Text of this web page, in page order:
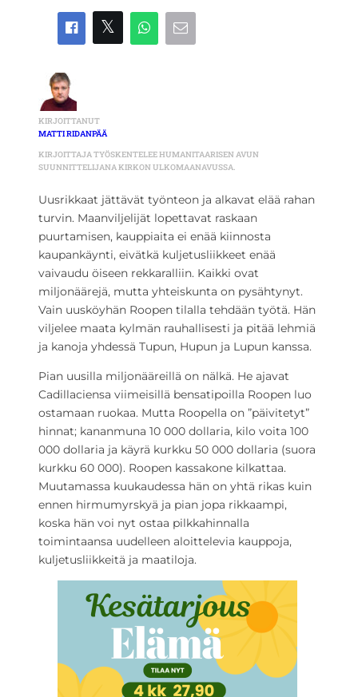
KIRJOITTANUT
MATTI RIDANPÄÄ
KIRJOITTAJA TYÖSKENTELEE HUMANITAARISEN AVUN
SUUNNITTELIJANA KIRKON ULKOMAANAVUSSA.
Uusrikkaat jättävät työnteon ja alkavat elää rahan
turvin. Maanviljelijät lopettavat raskaan
puurtamisen, kauppiaita ei enää kiinnosta
kaupankäynti, eivätkä kuljetusliikkeet enää
vaivaudu öiseen rekkaralliin. Kaikki ovat
miljonäärejä, mutta yhteiskunta on pysähtynyt.
Vain uusköyhän Roopen tilalla tehdään työtä. Hän
viljelee maata kylmän rauhallisesti ja pitää lehmiä
ja kanoja yhdessä Tupun, Hupun ja Lupun kanssa.
Pian uusilla miljonääreillä on nälkä. He ajavat
Cadillaciensa viimeisillä bensatipoilla Roopen luo
ostamaan ruokaa. Mutta Roopella on ”päivitetyt”
hinnat; kananmuna 10 000 dollaria, kilo voita 100
000 dollaria ja käyrä kurkku 50 000 dollaria (suora
kurkku 60 000). Roopen kassakone kilkattaa.
Muutamassa kuukaudessa hän on yhtä rikas kuin
ennen hirmumyrskyä ja pian jopa rikkaampi,
koska hän voi nyt ostaa pilkkahinnalla
toimintaansa uudelleen aloittelevia kauppoja,
kuljetusliikkeitä ja maatiloja.